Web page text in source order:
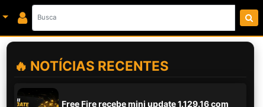
🔥 NOTÍCIAS RECENTES
Free Fire recebe mini update 1.129.16 com